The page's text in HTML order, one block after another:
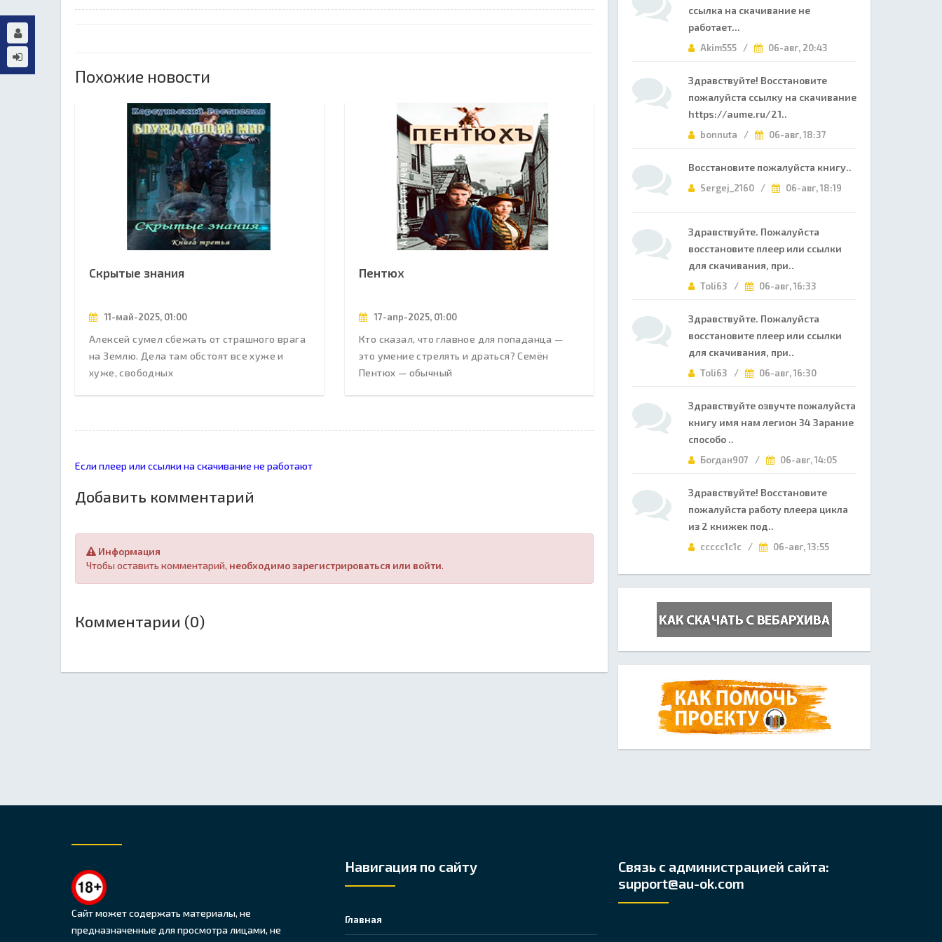
Похожие новости
Скрытые знания
11-май-2025, 01:00
Алексей сумел сбежать от страшного врага
на Землю. Дела там обстоят все хуже и
хуже, свободных
Пентюх
17-апр-2025, 01:00
Кто сказал, что главное для попаданца —
это умение стрелять и драться? Семён
Пентюх — обычный
Если плеер или ссылки на скачивание не работают
Добавить комментарий
Информация
Чтобы оставить комментарий, необходимо зарегистрироваться или войти.
Комментарии (0)
ссылка на скачивание не
работает...
Akim555 / 06-авг, 20:43
Здравствуйте! Восстановите
пожалуйста ссылку на скачивание
https://aume.ru/21..
bonnuta / 06-авг, 18:37
Восстановите пожалуйста книгу..
Sergej_2160 / 06-авг, 18:19
Здравствуйте. Пожалуйста
восстановите плеер или ссылки
для скачивания, при..
Toli63 / 06-авг, 16:33
Здравствуйте. Пожалуйста
восстановите плеер или ссылки
для скачивания, при..
Toli63 / 06-авг, 16:30
Здравствуйте озвучте пожалуйста
книгу имя нам легион 34 Зарание
способо ..
Богдан907 / 06-авг, 14:05
Здравствуйте! Восстановите
пожалуйста работу плеера цикла
из 2 книжек под..
ccccc1c1c / 06-авг, 13:55
Сайт может содержать материалы, не
предназначенные для просмотра лицами, не
Навигация по сайту
Главная
Связь с администрацией сайта:
support@au-ok.com